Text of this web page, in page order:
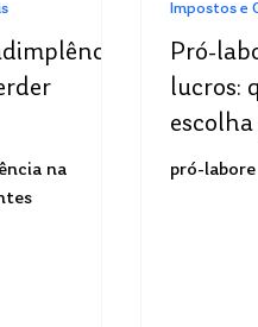
na
Pró-
lucros:
pró-labore
Impostos e